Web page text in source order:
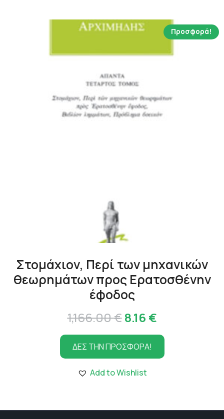
Προσφορά!
Στομάχιον, Περί των μηχανικών
θεωρημάτων προς Ερατοσθένην
έφοδος
1,166.00€Original
price
was:
1,166.00 €.
8.16 €Η
τρέχουσα
τιμή
ΔΕΣ ΤΗΝ ΠΡΟΣΦΟΡΑ!
Add to Wishlist